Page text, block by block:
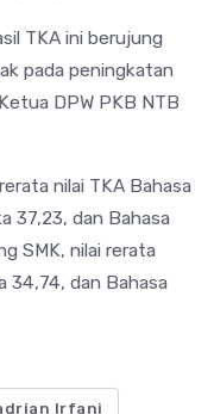
TKA ini berujung
pada peningkatan
DPW PKB NTB
nilai TKA Bahasa
37,23, dan Bahasa
SMK, nilai rerata
34,74, dan Bahasa
Irfani